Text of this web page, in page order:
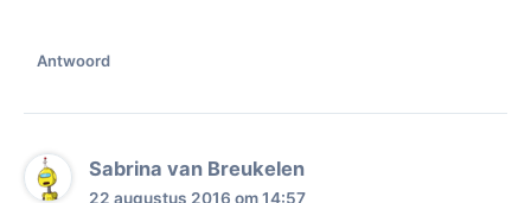
Antwoord
Sabrina van Breukelen
22 augustus 2016 om 14:57